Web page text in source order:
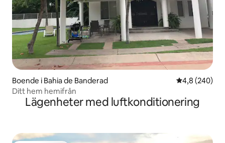
Boende i Bahia de Banderad 4,8 av 5 i
4,8 (240)
Ditt hem hemifrån
Lägenheter med luftkonditionering